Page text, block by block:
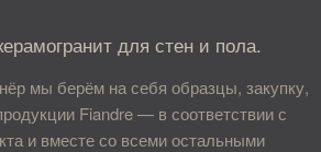
для стен и пола.
мы берём на себя образцы, закупку,
Fiandre — в соответствии с
и вместе со всеми остальными